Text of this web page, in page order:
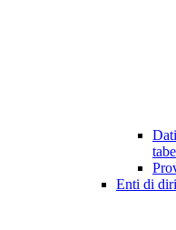
Enti di